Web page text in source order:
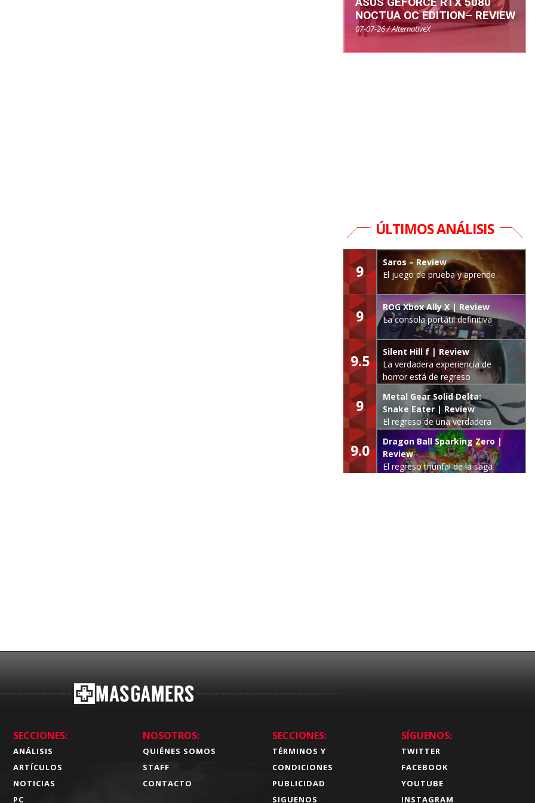
NOCTUA OC EDITION– REVIEW
07-07-26 / AlternativeX
ÚLTIMOS ANÁLISIS
9
Saros – Review
El juego de prueba y aprende
9
ROG Xbox Ally X | Review
La consola portátil definitiva
9.5
Silent Hill f | Review
La verdadera experiencia de
horror está de regreso
9
Metal Gear Solid Delta:
Snake Eater | Review
El regreso de una verdadera
leyenda
9.0
Dragon Ball Sparking Zero |
Review
El regreso triunfal de la saga
SECCIONES:
ANÁLISIS
ARTÍCULOS
NOTICIAS
PC
NOSOTROS:
QUIÉNES SOMOS
STAFF
CONTACTO
SECCIONES:
TÉRMINOS Y
CONDICIONES
PUBLICIDAD
SIGUENOS
SÍGUENOS:
TWITTER
FACEBOOK
YOUTUBE
INSTAGRAM